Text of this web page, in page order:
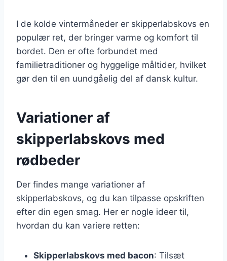
I de kolde vintermåneder er skipperlabskovs en
populær ret, der bringer varme og komfort til
bordet. Den er ofte forbundet med
familietraditioner og hyggelige måltider, hvilket
gør den til en uundgåelig del af dansk kultur.
Variationer af
skipperlabskovs med
rødbeder
Der findes mange variationer af
skipperlabskovs, og du kan tilpasse opskriften
efter din egen smag. Her er nogle ideer til,
hvordan du kan variere retten:
Skipperlabskovs med bacon: Tilsæt